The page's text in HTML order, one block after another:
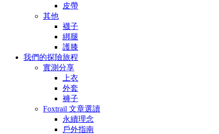
皮帶
其他
襪子
綁腿
護膝
我們的探險旅程
實測分享
上衣
外套
褲子
Foxtrail 文章選讀
永續理念
戶外指南